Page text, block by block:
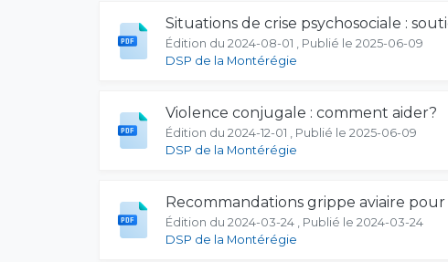
Situations de crise psychosociale :
Édition du 2024-08-01 , Publié le 2025-06-09
DSP de la Montérégie
Violence conjugale : comment aider?
Édition du 2024-12-01 , Publié le 2025-06-09
DSP de la Montérégie
Recommandations grippe aviaire
Édition du 2024-03-24 , Publié le 2024-03-24
DSP de la Montérégie